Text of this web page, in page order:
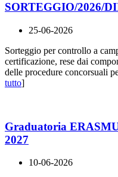
SORTEGGIO/2026/
25-06-2026
Sorteggio per controllo a
certificazione, rese dai
delle procedure concorsuali
tutto]
Graduatoria
2027
10-06-2026